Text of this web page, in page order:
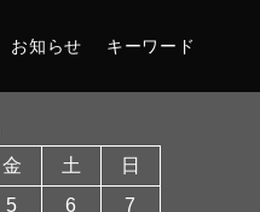
お知らせ キーワード
金 土
日
5 6
7